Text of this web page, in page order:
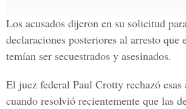
Los acusados dijeron en su solicitud
declaraciones posteriores al arresto que
temían ser secuestrados y asesinados.
El juez federal Paul Crotty rechazó
cuando resolvió recientemente que las